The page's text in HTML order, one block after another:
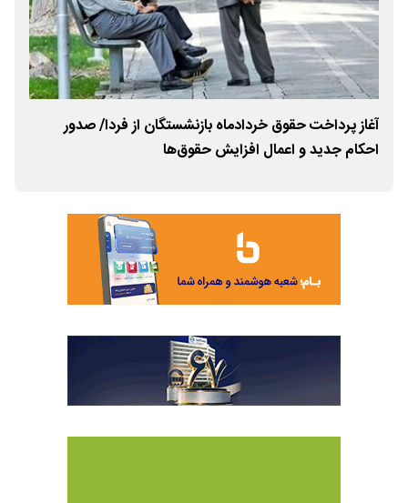
آغاز پرداخت حقوق خردادماه بازنشستگان از فردا/ صدور
احکام جدید و اعمال افزایش حقوق‌ها